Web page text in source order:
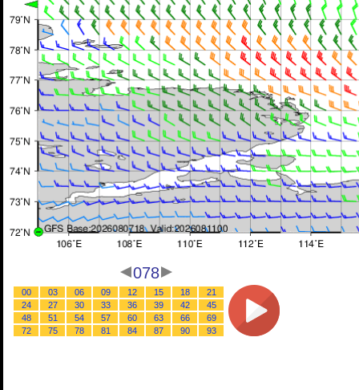
078
00 03 06 09 12 15 18
21
24
27 30 33 36 39 42
45
48
51 54 57 60 63 66
69
72
75 78 81 84 87 90 93